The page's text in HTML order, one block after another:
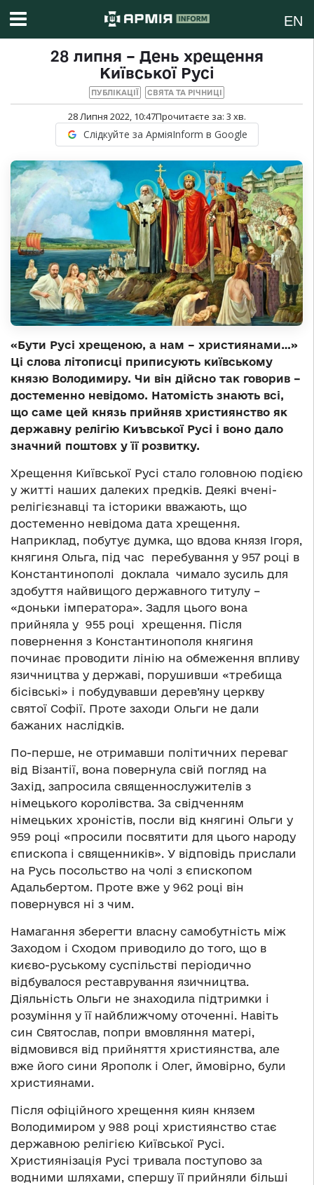
EN
28 липня – День хрещення
Київської Русі
ПУБЛІКАЦІЇ СВЯТА ТА РІЧНИЦІ
28 Липня 2022, 10:47Прочитаєте за: 3 хв.
Слідкуйте за АрміяInform в Google
«Бути Русі хрещеною, а нам – християнами…»
Ці слова літописці приписують київському
князю Володимиру. Чи він дійсно так говорив –
достеменно невідомо. Натомість знають всі,
що саме цей князь прийняв християнство як
державну релігію Киъвської Русі і воно дало
значний поштовх у її розвитку.
Хрещення Київської Русі стало головною подією
у житті наших далеких предків. Деякі вчені-
релігієзнавці та історики вважають, що
достеменно невідома дата хрещення.
Наприклад, побутує думка, що вдова князя Ігоря,
княгиня Ольга, під час перебування у 957 році в
Константинополі доклала чимало зусиль для
здобуття найвищого державного титулу –
«доньки імператора». Задля цього вона
прийняла у 955 році хрещення. Після
повернення з Константинополя княгиня
починає проводити лінію на обмеження впливу
язичництва у державі, порушивши «требища
бісівські» і побудувавши дерев’яну церкву
святої Софії. Проте заходи Ольги не дали
бажаних наслідків.
По-перше, не отримавши політичних переваг
від Візантії, вона повернула свій погляд на
Захід, запросила священнослужителів з
німецького королівства. За свідченням
німецьких хроністів, посли від княгині Ольги у
959 році «просили посвятити для цього народу
єпископа і священників». У відповідь прислали
на Русь посольство на чолі з єпископом
Адальбертом. Проте вже у 962 році він
повернувся ні з чим.
Намагання зберегти власну самобутність між
Заходом і Сходом приводило до того, що в
києво-руському суспільстві періодично
відбувалося реставрування язичництва.
Діяльність Ольги не знаходила підтримки і
розуміння у її найближчому оточенні. Навіть
син Святослав, попри вмовляння матері,
відмовився від прийняття християнства, але
вже його сини Ярополк і Олег, ймовірно, були
християнами.
Після офіційного хрещення киян князем
Володимиром у 988 році християнство стає
державною релігією Київської Русі.
Християнізація Русі тривала поступово за
водними шляхами, спершу її прийняли більші